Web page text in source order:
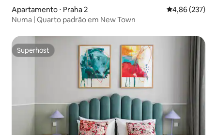
Apartamento ⋅ Praha 2 4,86 de uma
4,86 (237)
Numa | Quarto padrão em New Town
Superhost
Superhost